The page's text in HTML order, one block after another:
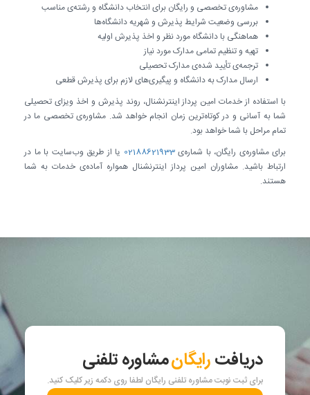
مشاوره‌ی تخصصی و رایگان برای انتخاب دانشگاه و رشته‌ی مناسب
بررسی وضعیت شرایط پذیرش و شهریه دانشگاه‌ها
هماهنگی با دانشگاه مورد نظر و اخذ پذیرش اولیه
تهیه و تنظیم تمامی مدارک مورد نیاز
ترجمه‌ی تأیید شده‌ی مدارک تحصیلی
ارسال مدارک به دانشگاه و پیگیری‌های لازم برای پذیرش قطعی
با استفاده از خدمات امین پرداز اینترنشنال، روند پذیرش و اخذ ویزای تحصیلی
شما به آسانی و در کوتاه‌ترین زمان انجام خواهد شد. مشاوره‌ی تخصصی ما در
تمام مراحل با شما خواهد بود.
برای مشاوره‌ی رایگان، با شماره‌ی02188621933 یا از طریق وب‌سایت با ما در
ارتباط باشید. مشاوران امین پرداز اینترنشنال همواره آماده‌ی خدمات به شما
هستند.
دریافترایگانمشاوره تلفنی
برای ثبت نوبت مشاوره تلفنی رایگان لطفا روی دکمه زیر کلیک کنید.